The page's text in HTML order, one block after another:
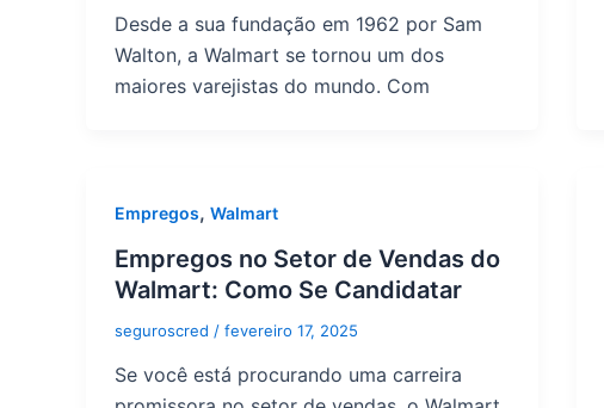
Desde a sua fundação em 1962 por Sam
Walton, a Walmart se tornou um dos
maiores varejistas do mundo. Com
Empregos, Walmart
Empregos no Setor de Vendas do
Walmart: Como Se Candidatar
seguroscred / fevereiro 17, 2025
Se você está procurando uma carreira